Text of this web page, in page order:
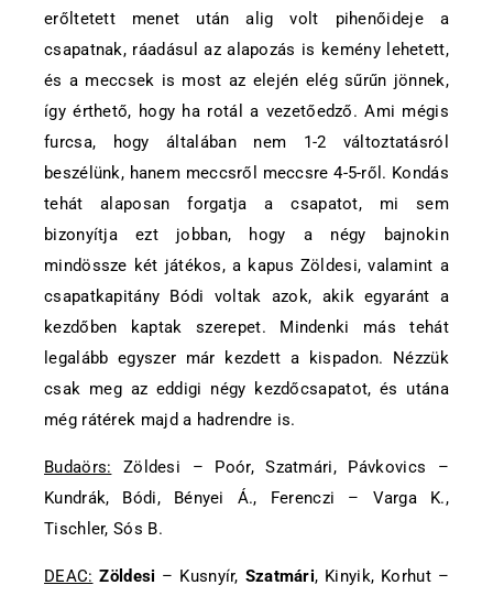
erőltetett menet után alig volt pihenőideje a
csapatnak, ráadásul az alapozás is kemény lehetett,
és a meccsek is most az elején elég sűrűn jönnek,
így érthető, hogy ha rotál a vezetőedző. Ami mégis
furcsa, hogy általában nem 1-2 változtatásról
beszélünk, hanem meccsről meccsre 4-5-ről. Kondás
tehát alaposan forgatja a csapatot, mi sem
bizonyítja ezt jobban, hogy a négy bajnokin
mindössze két játékos, a kapus Zöldesi, valamint a
csapatkapitány Bódi voltak azok, akik egyaránt a
kezdőben kaptak szerepet. Mindenki más tehát
legalább egyszer már kezdett a kispadon. Nézzük
csak meg az eddigi négy kezdőcsapatot, és utána
még rátérek majd a hadrendre is.
Budaörs: Zöldesi – Poór, Szatmári, Pávkovics –
Kundrák, Bódi, Bényei Á., Ferenczi – Varga K.,
Tischler, Sós B.
DEAC: Zöldesi – Kusnyír, Szatmári, Kinyik, Korhut –